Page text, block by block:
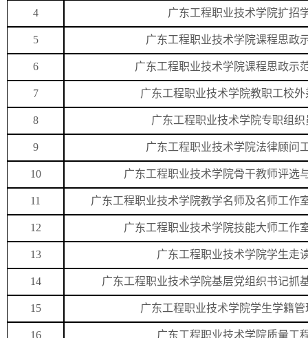
4 广东工程职业技术学院扩招
5 广东工程职业技术学院课程思政
6 广东工程职业技术学院课程思政示
7 广东工程职业技术学院教职工校
8 广东工程职业技术学院专职组
9 广东工程职业技术学院法律顾问
10 广东工程职业技术学院骨干教师评选
11 广东工程职业技术学院教学名师及名师工作
12 广东工程职业技术学院技能大师工作
13 广东工程职业技术学院学生走
14 广东工程职业技术学院基层党组织书记抓
15 广东工程职业技术学院学生学籍
16 广东工程职业技术学院质量工